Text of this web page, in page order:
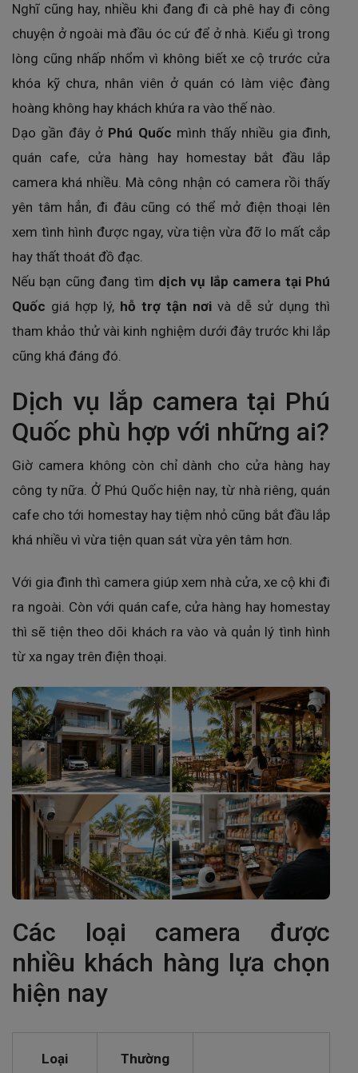
Nghĩ cũng hay, nhiều khi đang đi cà phê hay đi công
chuyện ở ngoài mà đầu óc cứ để ở nhà. Kiểu gì trong
lòng cũng nhấp nhổm vì không biết xe cộ trước cửa
khóa kỹ chưa, nhân viên ở quán có làm việc đàng
hoàng không hay khách khứa ra vào thế nào.
Dạo gần đây ởPhú Quốc mình thấy nhiều gia đình,
quán cafe, cửa hàng hay homestay bắt đầu lắp
camera khá nhiều. Mà công nhận có camera rồi thấy
yên tâm hẳn, đi đâu cũng có thể mở điện thoại lên
xem tình hình được ngay, vừa tiện vừa đỡ lo mất cắp
hay thất thoát đồ đạc.
Nếu bạn cũng đang tìm dịch vụ lắp camera tại Phú
Quốc giá hợp lý, hỗ trợ tận nơi và dễ sử dụng thì
tham khảo thử vài kinh nghiệm dưới đây trước khi lắp
cũng khá đáng đó.
Dịch vụ lắp camera tại Phú
Quốc phù hợp với những ai?
Giờ camera không còn chỉ dành cho cửa hàng hay
công ty nữa. Ở Phú Quốc hiện nay, từ nhà riêng, quán
cafe cho tới homestay hay tiệm nhỏ cũng bắt đầu lắp
khá nhiều vì vừa tiện quan sát vừa yên tâm hơn.
Với gia đình thì camera giúp xem nhà cửa, xe cộ khi đi
ra ngoài. Còn với quán cafe, cửa hàng hay homestay
thì sẽ tiện theo dõi khách ra vào và quản lý tình hình
từ xa ngay trên điện thoại.
Các loại camera được
nhiều khách hàng lựa chọn
hiện nay
Loại
Thường